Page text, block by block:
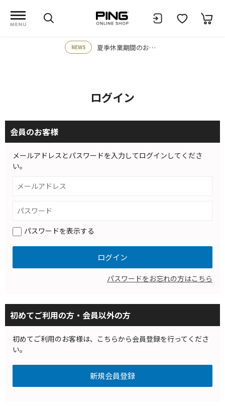
NEWS 夏季休業期間のお知らせ
ログイン
会員のお客様
メールアドレスとパスワードを入力してログインしてくださ
い。
パスワードを表示する
パスワードをお忘れの方はこちら
初めてご利用の方・会員以外の方
初めてご利用のお客様は、こちらから会員登録を行ってくださ
い。